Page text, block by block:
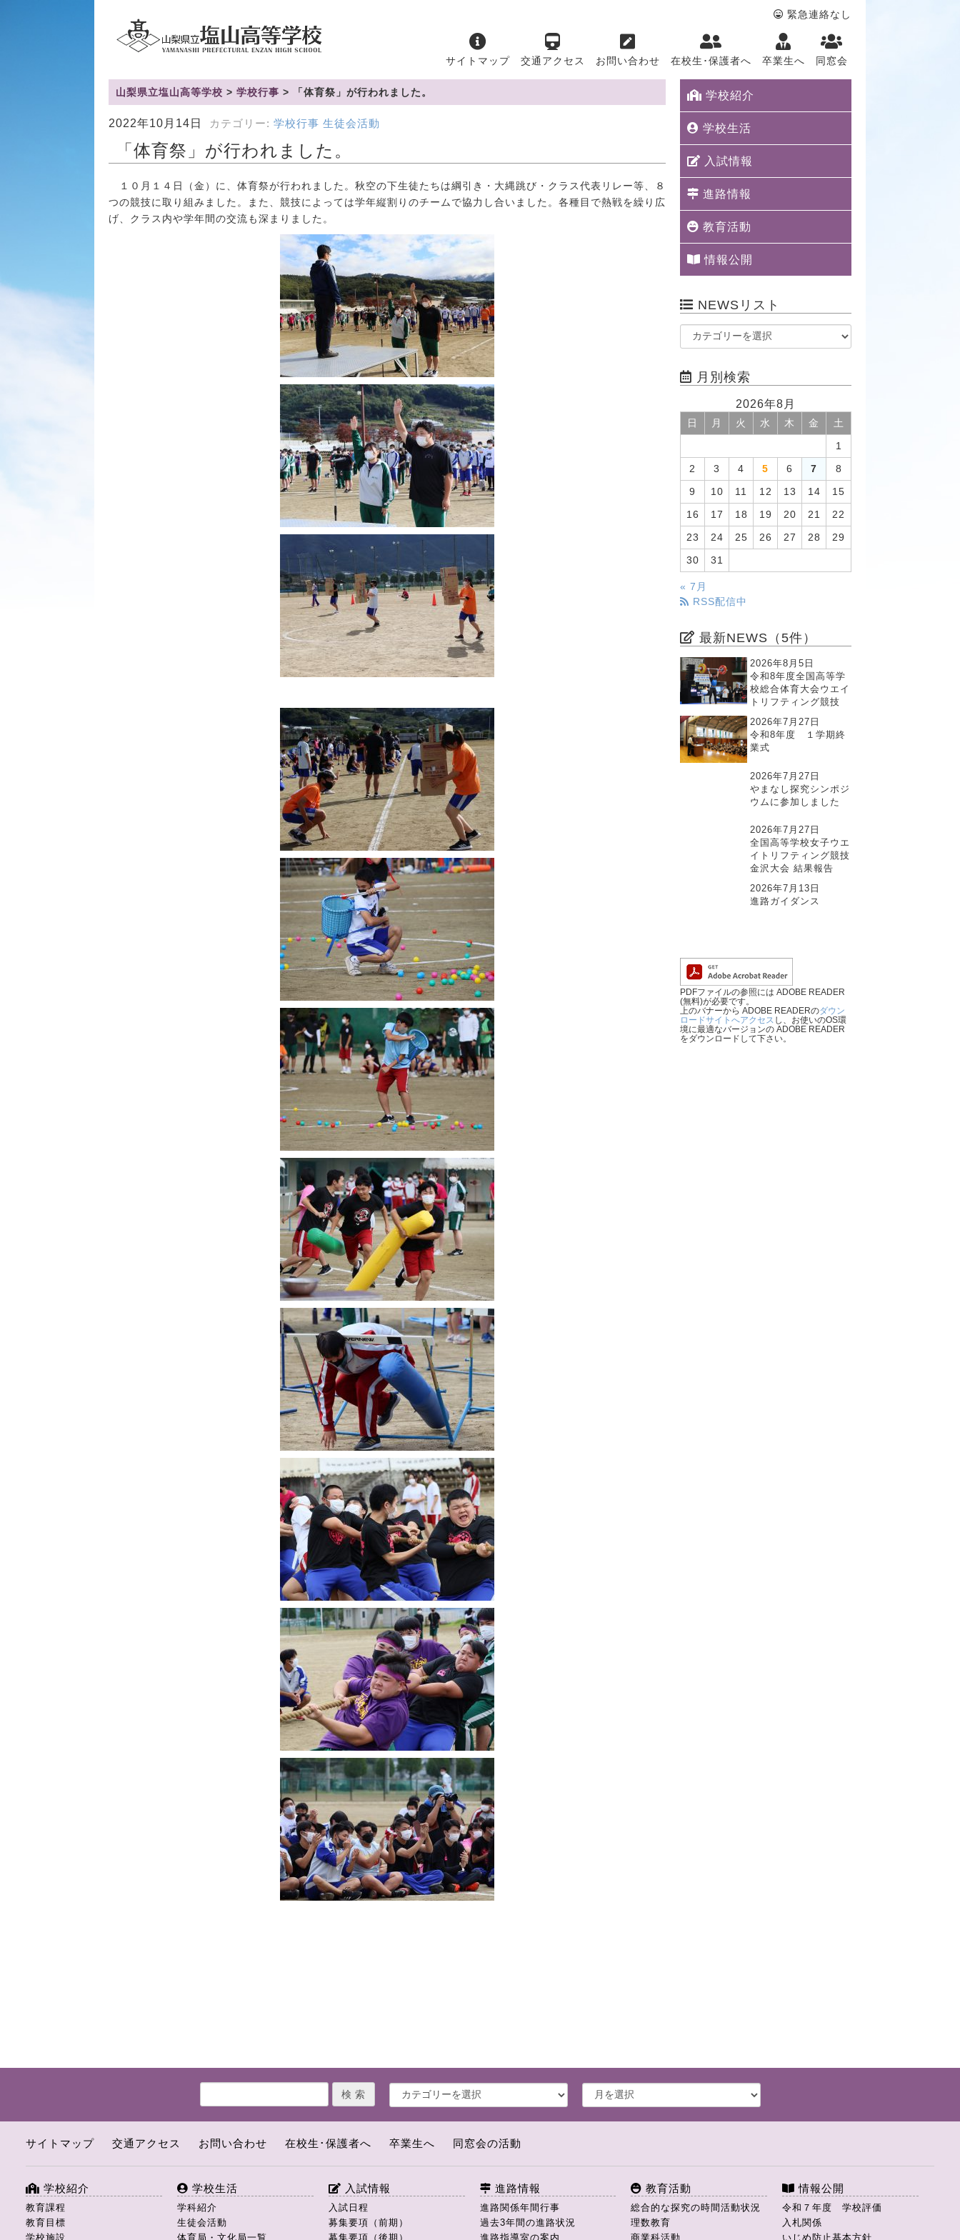
緊急連絡なし
サイトマップ 交通アクセス お問い合わせ 在校生･保護者へ 卒業生へ 同窓会
山梨県立塩山高等学校 > 学校行事 > 「体育祭」が行われました。
2022年10月14日 カテゴリー: 学校行事 生徒会活動
「体育祭」が行われました。
１０月１４日（金）に、体育祭が行われました。秋空の下生徒たちは綱引き・大縄跳び・クラス代表リレー等、８
つの競技に取り組みました。また、競技によっては学年縦割りのチームで協力し合いました。各種目で熱戦を繰り広
げ、クラス内や学年間の交流も深まりました。
学校紹介
学校生活
入試情報
進路情報
教育活動
情報公開
NEWSリスト
月別検索
2026年8月
日 月 火 水 木 金 土
1
2 3 4 5 6 7 8
9 10 11 12 13 14 15
16 17 18 19 20 21 22
23 24 25 26 27 28 29
30 31
« 7月
RSS配信中
最新NEWS（5件）
2026年8月5日
令和8年度全国高等学
校総合体育大会ウエイ
トリフティング競技
2026年7月27日
令和8年度 １学期終
業式
2026年7月27日
やまなし探究シンポジ
ウムに参加しました
2026年7月27日
全国高等学校女子ウエ
イトリフティング競技
金沢大会 結果報告
2026年7月13日
進路ガイダンス
PDFファイルの参照には ADOBE READER
(無料)が必要です。
上のバナーから ADOBE READERのダウン
ロードサイトへアクセス し、お使いのOS環
境に最適なバージョンの ADOBE READER
をダウンロードして下さい。
サイトマップ 交通アクセス お問い合わせ 在校生･保護者へ 卒業生へ 同窓会の活動
学校紹介
教育課程
教育目標
学校施設
学校生活
学科紹介
生徒会活動
体育局・文化局一覧
入試情報
入試日程
募集要項（前期）
募集要項（後期）
進路情報
進路関係年間行事
過去3年間の進路状況
進路指導室の案内
教育活動
総合的な探究の時間活動状況
理数教育
商業科活動
情報公開
令和７年度 学校評価
入札関係
いじめ防止基本方針